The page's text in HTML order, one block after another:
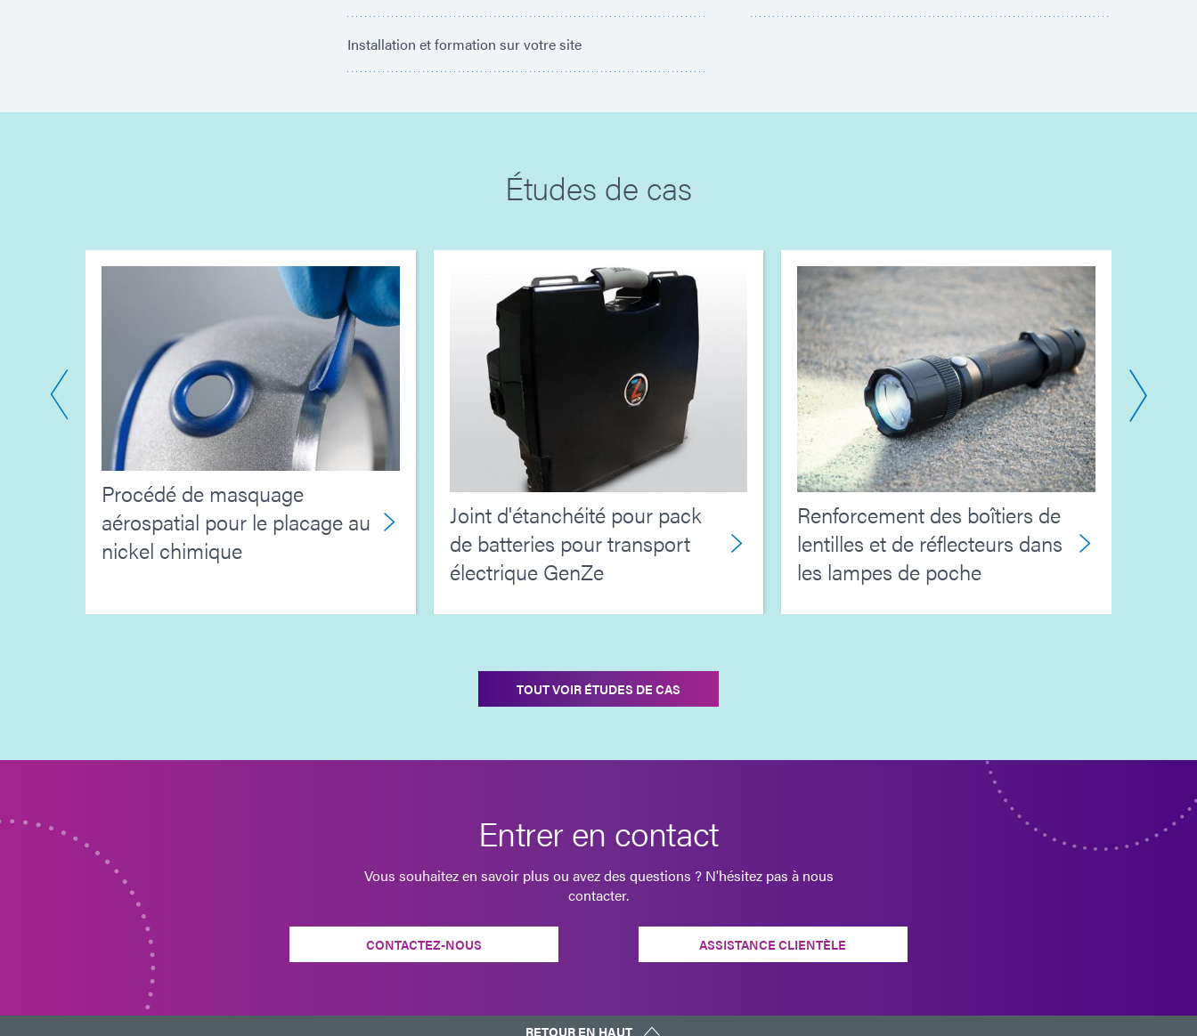
Installation et formation sur votre site
Études de cas
Procédé de masquage
aérospatial pour le placage au
nickel chimique
Joint d'étanchéité pour pack
de batteries pour transport
électrique GenZe
Renforcement des boîtiers de
lentilles et de réflecteurs dans
les lampes de poche
TOUT VOIR ÉTUDES DE CAS
Entrer en contact
Vous souhaitez en savoir plus ou avez des questions ? N'hésitez pas à nous
contacter.
CONTACTEZ-NOUS ASSISTANCE CLIENTÈLE
RETOUR EN HAUT